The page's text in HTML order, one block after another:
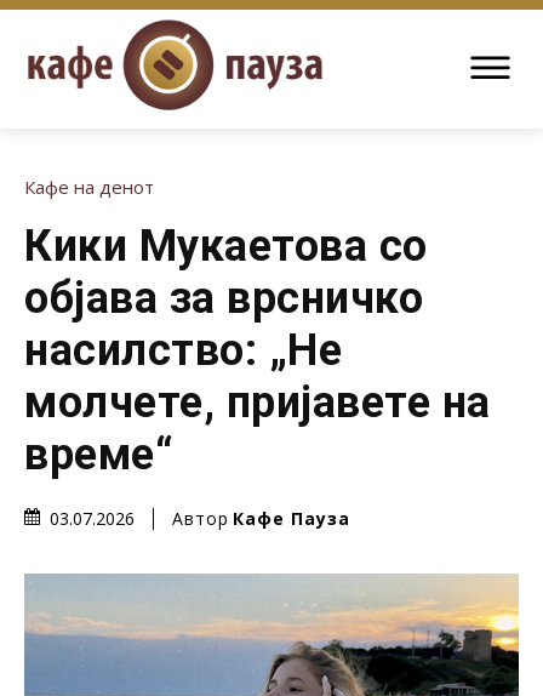
Кафе на денот
Кики Мукаетова со
објава за врсничко
насилство: „Не
молчете, пријавете на
време“
03.07.2026 Автор Кафе Пауза